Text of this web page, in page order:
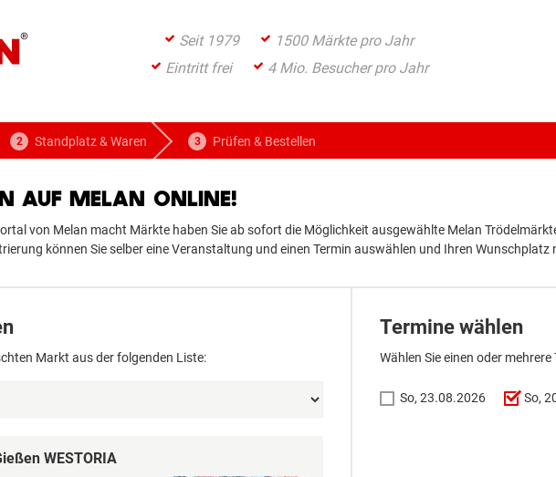
Seit 1979
1500 Märkte pro Jahr
Eintritt frei
4 Mio. Besucher pro Jahr
Standplatz & Waren Prüfen & Bestellen
AUF MELAN ONLINE!
von Melan macht Märkte haben Sie ab sofort die Möglichkeit ausgewählte Melan
können Sie selber eine Veranstaltung und einen Termin auswählen und Ihren
Markt aus der folgenden Liste:
WESTORIA
Termine wählen
Wählen Sie einen oder
So, 23.08.2026 So,